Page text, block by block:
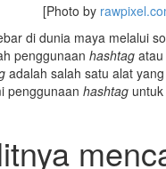
[Photo by
di dunia maya melalui
penggunaan hashtag
adalah salah satu alat
penggunaan hashtag untuk